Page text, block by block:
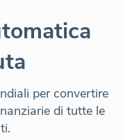
per convertire
di tutte le